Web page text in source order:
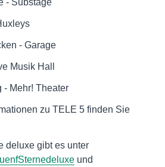
- Substage
- Garage
Musik Hall
- Mehr! Theater
zu TELE 5 finden Sie
deluxe gibt es unter
und